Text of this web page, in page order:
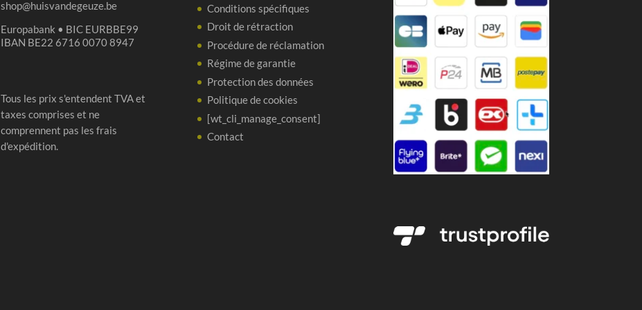
shop@huisvandegeuze.be
Europabank • BIC EURBBE99
IBAN BE22 6716 0070 8947
Tous les prix s'entendent TVA et
taxes comprises et ne
comprennent pas les frais
d'expédition.
Conditions spécifiques
Droit de rétraction
Procédure de réclamation
Régime de garantie
Protection des données
Politique de cookies
[wt_cli_manage_consent]
Contact